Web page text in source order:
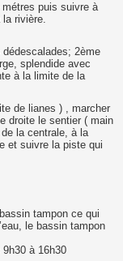
métres puis suivre à
la rivière.
dédescalades; 2ème
splendide avec
à la limite de la
de lianes ) , marcher
droite le sentier ( main
la centrale, à la
et suivre la piste qui
tampon ce qui
le bassin tampon
9h30 à 16h30